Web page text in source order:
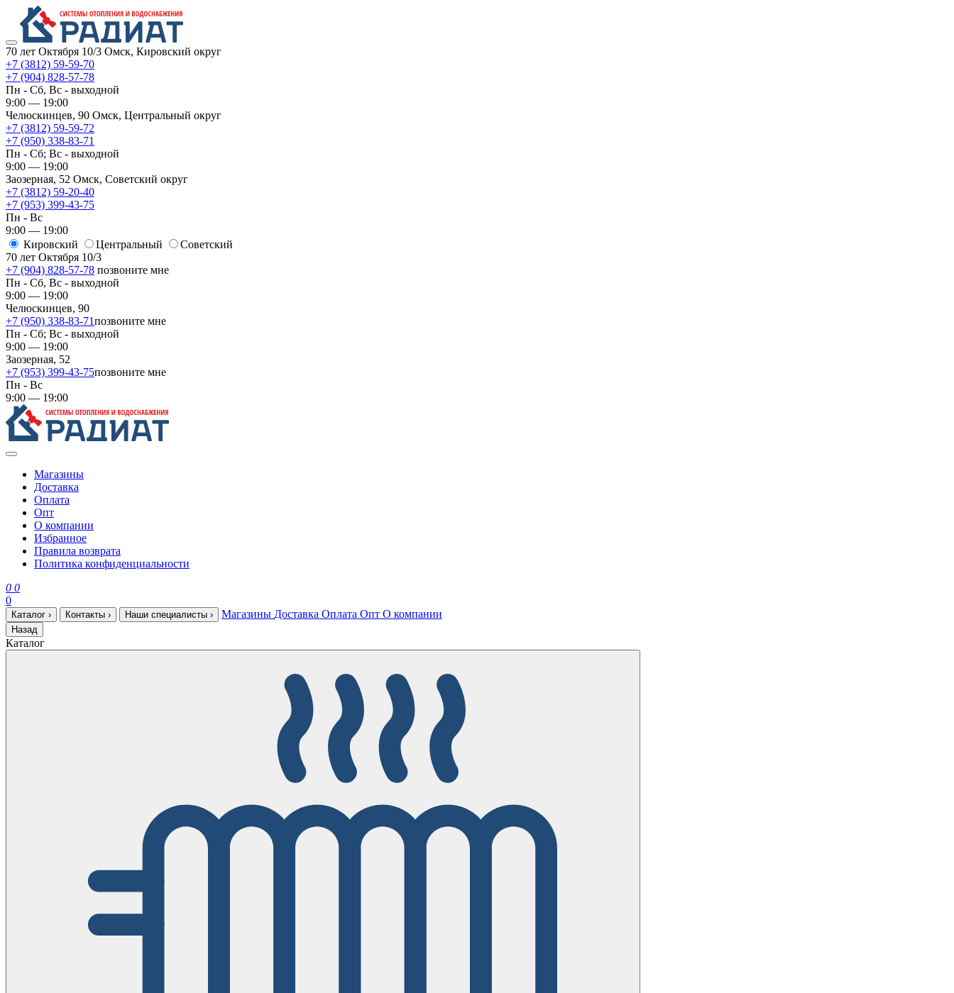
70 лет Октября 10/3 Омск, Кировский округ
+7 (3812) 59-59-70
+7 (904) 828-57-78
Пн - Сб, Вс - выходной
9:00 — 19:00
Челюскинцев, 90 Омск, ​Центральный округ
+7 (3812) 59-59-72
+7 (950) 338-83-71
Пн - Сб; Вс - выходной
9:00 — 19:00
Заозерная, 52 Омск, ​Советский округ
+7 (3812) 59-20-40
+7 (953) 399-43-75
Пн - Вс
9:00 — 19:00
Кировский
​Центральный
​Советский
70 лет Октября 10/3
+7 (904) 828-57-78 позвоните мне
Пн - Сб, Вс - выходной
9:00 — 19:00
Челюскинцев, 90
+7 (950) 338-83-71позвоните мне
Пн - Сб; Вс - выходной
9:00 — 19:00
Заозерная, 52
+7 (953) 399-43-75позвоните мне
Пн - Вс
9:00 — 19:00
Магазины
Доставка
Оплата
Опт
О компании
Избранное
Правила возврата
Политика конфиденциальности
0 0
0
Каталог › Контакты › Наши специалисты › Магазины Доставка Оплата Опт О компании
Назад
Каталог